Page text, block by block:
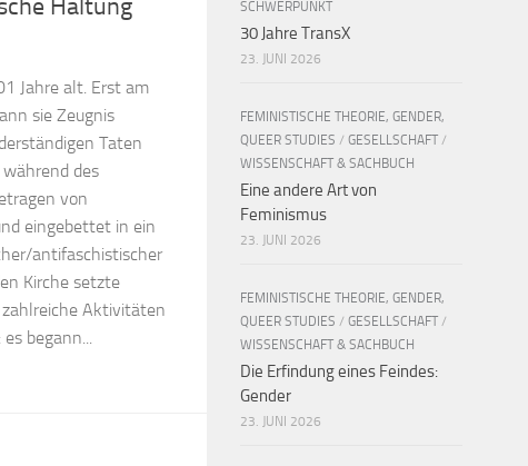
Haltung
Jahre alt. Erst am
sie Zeugnis
Taten
des
von
eingebettet in ein
antifaschistischer
Kirche setzte
zahlreiche Aktivitäten
begann...
SCHWERPUNKT
30 Jahre TransX
23. JUNI 2026
FEMINISTISCHE THEORIE, GENDER,
QUEER STUDIES / GESELLSCHAFT /
WISSENSCHAFT & SACHBUCH
Eine andere Art von
Feminismus
23. JUNI 2026
FEMINISTISCHE THEORIE, GENDER,
QUEER STUDIES / GESELLSCHAFT /
WISSENSCHAFT & SACHBUCH
Die Erfindung eines Feindes:
Gender
23. JUNI 2026